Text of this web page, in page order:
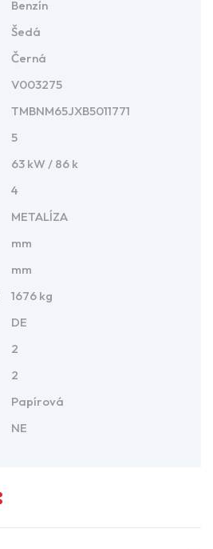
Benzín
Šedá
Černá
V003275
TMBNM65JXB5011771
5
63 kW / 86 k
4
METALÍZA
mm
mm
1676 kg
DE
2
2
Papírová
NE